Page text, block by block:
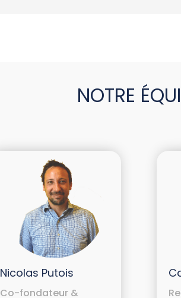
NOTRE
Nicolas Putois
Co-fondateur &